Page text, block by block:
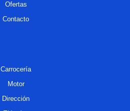
Ofertas
Contacto
Carrocería
Motor
Dirección